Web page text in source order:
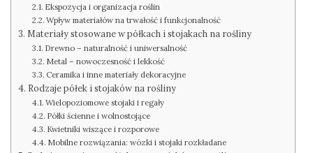
Ekspozycja i organizacja roślin
Wpływ materiałów na trwałość i funkcjonalność
Materiały stosowane w półkach i stojakach na rośliny
Drewno – naturalność i uniwersalność
Metal – nowoczesność i lekkość
Ceramika i inne materiały dekoracyjne
Rodzaje półek i stojaków na rośliny
Wielopoziomowe stojaki i regały
Półki ścienne i wolnostojące
Kwietniki wiszące i rozporowe
Mobilne rozwiązania: wózki i stojaki rozkładane